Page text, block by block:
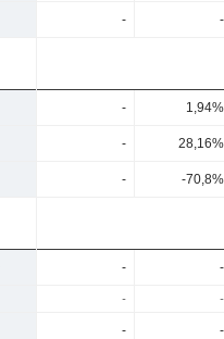
- -
- 1,94%
- 28,16%
- -70,8%
- -
- -
- -